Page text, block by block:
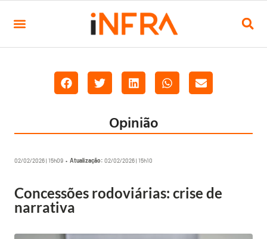
Opinião
02/02/2026 | 15h09 • Atualização: 02/02/2026 | 15h10
Concessões rodoviárias: crise de
narrativa